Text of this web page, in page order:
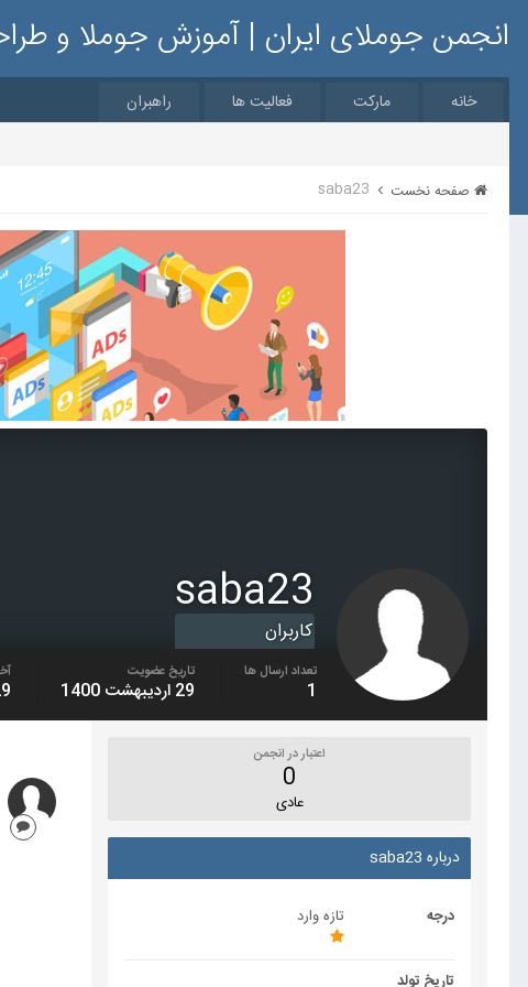
انجمن جوملای ایران | آموزش جوملا و
خانه مارکت فعالیت ها راهبران
صفحه نخست saba23
saba23
کاربران
تعداد ارسال ها
1
تاریخ عضویت
29 اردیبهشت 1400 29
اعتبار در انجمن
0
عادی
درباره saba23
درجه تازه وارد
تاریخ تولد